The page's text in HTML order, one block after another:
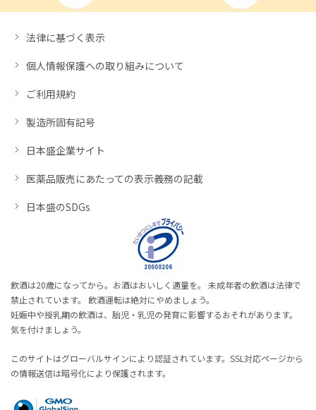
法律に基づく表示
個人情報保護への取り組みについて
ご利用規約
製造所固有記号
日本盛企業サイト
医薬品販売にあたっての表示義務の記載
日本盛のSDGs
飲酒は20歳になってから。お酒はおいしく適量を。 未成年者の飲酒は法律で
禁止されています。 飲酒運転は絶対にやめましょう。
妊娠中や授乳期の飲酒は、胎児・乳児の発育に影響するおそれがあります。
気を付けましょう。
このサイトはグローバルサインにより認証されています。SSL対応ページから
の情報送信は暗号化により保護されます。